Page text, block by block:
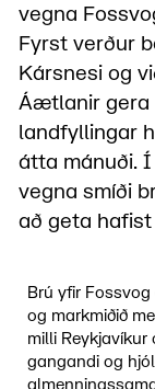
vegna
Fyrst verður
Kársnesi og
Áætlanir gera
landfyllingar
átta mánuði.
vegna smíði
að geta
Brú yfir
og markmiðið
milli
gangandi og